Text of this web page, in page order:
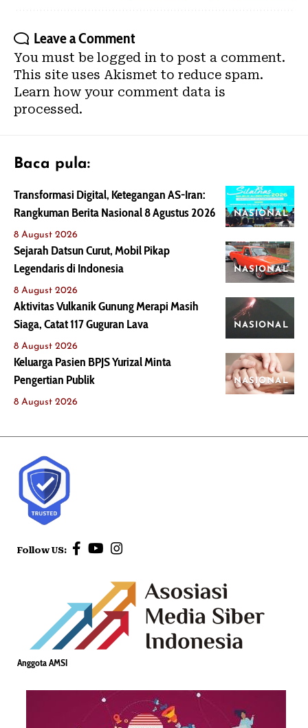
Leave a Comment
You must be logged in to post a comment.
This site uses Akismet to reduce spam.
Learn how your comment data is
processed.
Baca pula:
NASIONAL
Transformasi Digital, Ketegangan AS-Iran:
Rangkuman Berita Nasional 8 Agustus 2026
8 August 2026
NASIONAL
Sejarah Datsun Curut, Mobil Pikap
Legendaris di Indonesia
8 August 2026
NASIONAL
Aktivitas Vulkanik Gunung Merapi Masih
Siaga, Catat 117 Guguran Lava
8 August 2026
NASIONAL
Keluarga Pasien BPJS Yurizal Minta
Pengertian Publik
8 August 2026
Follow US:
Anggota AMSI